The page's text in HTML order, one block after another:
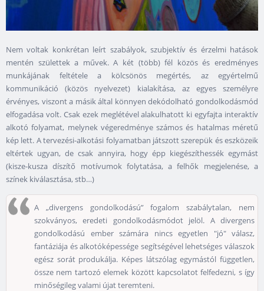
Nem voltak konkrétan leírt szabályok, szubjektív és érzelmi hatások
mentén születtek a művek. A két (több) fél közös és eredményes
munkájának feltétele a kölcsönös megértés, az egyértelmű
kommunikáció (közös nyelvezet) kialakítása, az egyes személyre
érvényes, viszont a másik által könnyen dekódolható gondolkodásmód
elfogadása volt. Csak ezek meglétével alakulhatott ki egyfajta interaktív
alkotó folyamat, melynek végeredménye számos és hatalmas méretű
kép lett. A tervezési-alkotási folyamatban játszott szerepük és eszközeik
eltértek ugyan, de csak annyira, hogy épp kiegészíthessék egymást
(kisze-kusza díszítő motívumok folytatása, a felhők megjelenése, a
színek kiválasztása, stb…)
A „divergens gondolkodású” fogalom szabálytalan, nem
szokványos, eredeti gondolkodásmódot jelöl. A divergens
gondolkodású ember számára nincs egyetlen "jó" válasz,
fantáziája és alkotóképessége segítségével lehetséges válaszok
egész sorát produkálja. Képes látszólag egymástól független,
össze nem tartozó elemek között kapcsolatot felfedezni, s így
minőségileg valami újat teremteni.